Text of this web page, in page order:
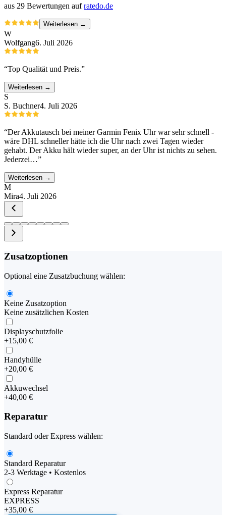
aus 29 Bewertungen auf ratedo.de
Weiterlesen →
W
Wolfgang6. Juli 2026
“Top Qualität und Preis.”
Weiterlesen →
S
S. Buchner4. Juli 2026
“Der Akkutausch bei meiner Garmin Fenix Uhr war sehr schnell -
wäre DHL schneller hätte ich die Uhr nach zwei Tagen wieder
gehabt. Der Akku hält wieder super, an der Uhr ist nichts zu sehen.
Jederzei…”
Weiterlesen →
M
Mira4. Juli 2026
Zusatzoptionen
Optional eine Zusatzbuchung wählen:
Keine Zusatzoption
Keine zusätzlichen Kosten
Displayschutzfolie
+15,00 €
Handyhülle
+20,00 €
Akkuwechsel
+40,00 €
Reparatur
Standard oder Express wählen:
Standard Reparatur
2-3 Werktage • Kostenlos
Express Reparatur
EXPRESS
+35,00 €